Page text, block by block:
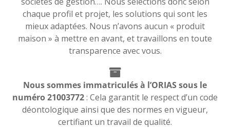
chaque profil et projet, les solutions qui sont les
mieux adaptées. Nous n’avons aucun « produit
maison » à mettre en avant, et travaillons en toute
transparence avec vous.
Nous sommes immatriculés à l’ORIAS sous le
numéro 21003772: Cela garantit le respect d’un code
déontologique ainsi que des normes en vigueur,
certifiant un travail de qualité.